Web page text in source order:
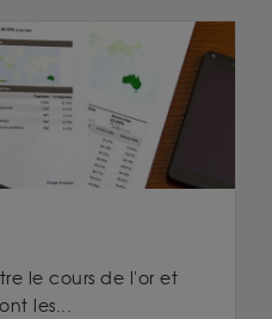
le cours de l'or et
les...